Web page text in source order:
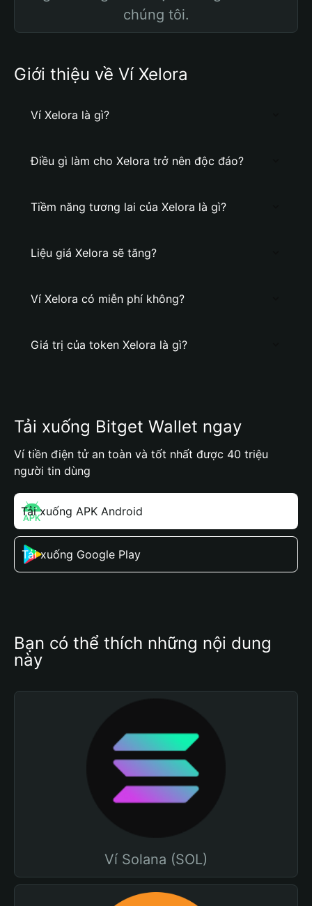
chúng tôi.
Giới thiệu về Ví Xelora
Ví Xelora là gì?
Điều gì làm cho Xelora trở nên độc đáo?
Tiềm năng tương lai của Xelora là gì?
Liệu giá Xelora sẽ tăng?
Ví Xelora có miễn phí không?
Giá trị của token Xelora là gì?
Tải xuống Bitget Wallet ngay
Ví tiền điện tử an toàn và tốt nhất được 40 triệu
người tin dùng
Tải xuống APK Android
Tải xuống Google Play
Bạn có thể thích những nội dung
này
Ví Solana (SOL)